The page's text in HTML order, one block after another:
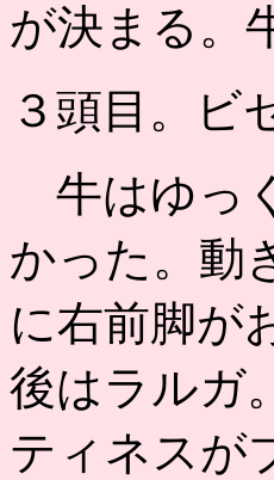
が決まる。
３頭目。ビ
牛はゆっ
かった。動
に右前脚が
後はラルガ
ティネスが